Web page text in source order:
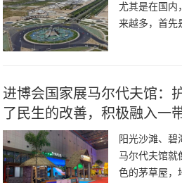
尤其是在国内
来越多，首先
有所提高，
进博会国家展马尔代夫馆：
了民生的改善，积极融入一
阳光沙滩、碧
马尔代夫馆就
色的茅草屋，